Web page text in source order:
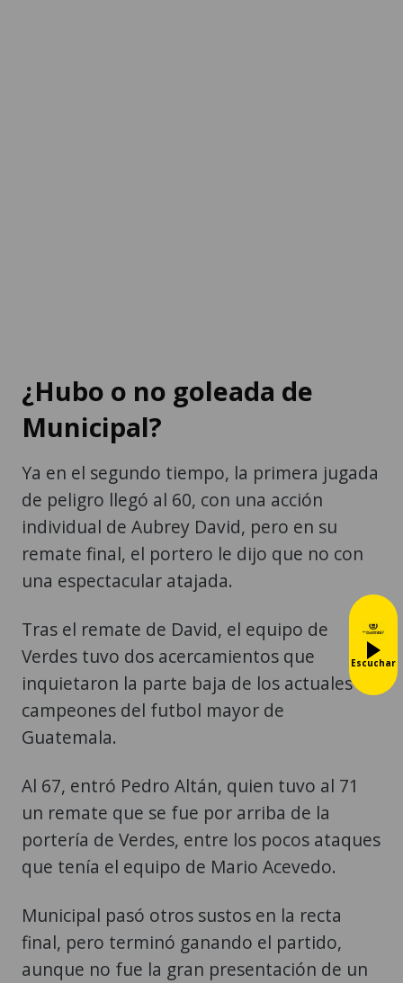
¿Hubo o no goleada de
Municipal?
Ya en el segundo tiempo, la primera jugada
de peligro llegó al 60, con una acción
individual de Aubrey David, pero en su
remate final, el portero le dijo que no con
una espectacular atajada.
Tras el remate de David, el equipo de
Verdes tuvo dos acercamientos que
inquietaron la parte baja de los actuales
campeones del futbol mayor de
Guatemala.
Al 67, entró Pedro Altán, quien tuvo al 71
un remate que se fue por arriba de la
portería de Verdes, entre los pocos ataques
que tenía el equipo de Mario Acevedo.
Municipal pasó otros sustos en la recta
final, pero terminó ganando el partido,
aunque no fue la gran presentación de un
Escuchar